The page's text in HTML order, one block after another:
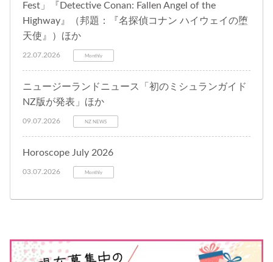
Fest」『Detective Conan: Fallen Angel of the
Highway』（邦題：『名探偵コナン ハイウェイの堕
天使』）ほか
22.07.2026 Monthly
ニュージーランドニュース「初のミシュランガイド
NZ版が発表」ほか
09.07.2026 NZ NEWS
Horoscope July 2026
03.07.2026 Monthly